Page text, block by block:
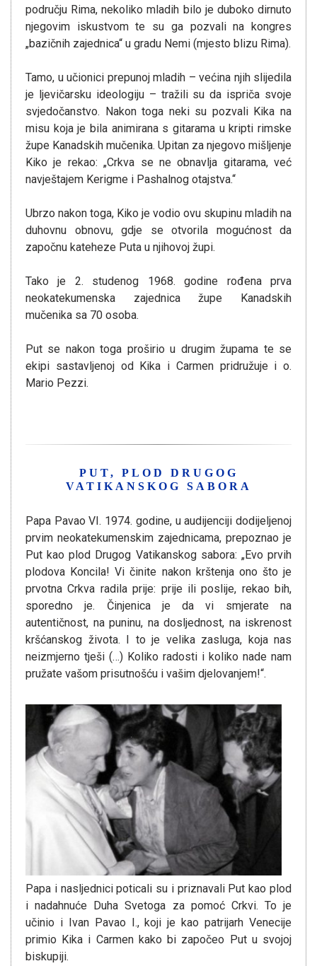
području Rima, nekoliko mladih bilo je duboko dirnuto
njegovim iskustvom te su ga pozvali na kongres
„bazičnih zajednica“ u gradu Nemi (mjesto blizu Rima).
Tamo, u učionici prepunoj mladih – većina njih slijedila
je ljevičarsku ideologiju – tražili su da ispriča svoje
svjedočanstvo. Nakon toga neki su pozvali Kika na
misu koja je bila animirana s gitarama u kripti rimske
župe Kanadskih mučenika. Upitan za njegovo mišljenje
Kiko je rekao: „Crkva se ne obnavlja gitarama, već
navještajem Kerigme i Pashalnog otajstva.“
Ubrzo nakon toga, Kiko je vodio ovu skupinu mladih na
duhovnu obnovu, gdje se otvorila mogućnost da
započnu kateheze Puta u njihovoj župi.
Tako je 2. studenog 1968. godine rođena prva
neokatekumenska zajednica župe Kanadskih
mučenika sa 70 osoba.
Put se nakon toga proširio u drugim župama te se
ekipi sastavljenoj od Kika i Carmen pridružuje i o.
Mario Pezzi.
PUT, PLOD DRUGOG
VATIKANSKOG SABORA
Papa Pavao VI. 1974. godine, u audijenciji dodijeljenoj
prvim neokatekumenskim zajednicama, prepoznao je
Put kao plod Drugog Vatikanskog sabora: „Evo prvih
plodova Koncila! Vi činite nakon krštenja ono što je
prvotna Crkva radila prije: prije ili poslije, rekao bih,
sporedno je. Činjenica je da vi smjerate na
autentičnost, na puninu, na dosljednost, na iskrenost
kršćanskog života. I to je velika zasluga, koja nas
neizmjerno tješi (…) Koliko radosti i koliko nade nam
pružate vašom prisutnošću i vašim djelovanjem!“.
Papa i nasljednici poticali su i priznavali Put kao plod
i nadahnuće Duha Svetoga za pomoć Crkvi. To je
učinio i Ivan Pavao I., koji je kao patrijarh Venecije
primio Kika i Carmen kako bi započeo Put u svojoj
biskupiji.